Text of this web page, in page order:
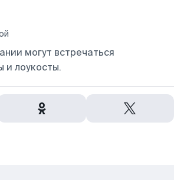
могут встречаться
и лоукосты.